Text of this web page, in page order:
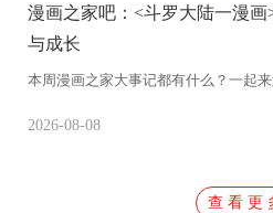
漫画之家吧：<斗罗大陆一漫
与成长
本周漫画之家大事记都有什么？一起
2026-08-08
查看更